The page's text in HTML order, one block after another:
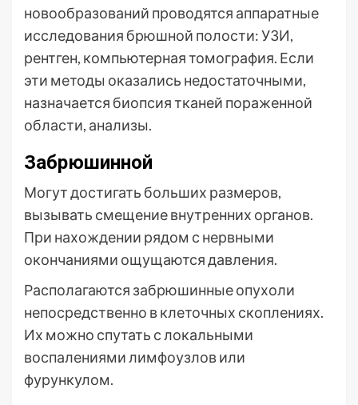
новообразований проводятся аппаратные
исследования брюшной полости: УЗИ,
рентген, компьютерная томография. Если
эти методы оказались недостаточными,
назначается биопсия тканей пораженной
области, анализы.
Забрюшинной
Могут достигать больших размеров,
вызывать смещение внутренних органов.
При нахождении рядом с нервными
окончаниями ощущаются давления.
Располагаются забрюшинные опухоли
непосредственно в клеточных скоплениях.
Их можно спутать с локальными
воспалениями лимфоузлов или
фурункулом.